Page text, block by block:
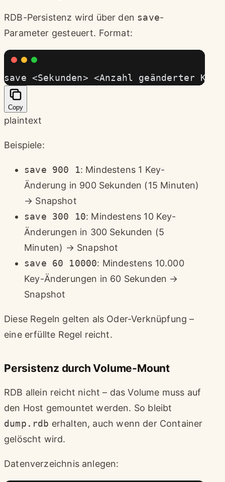
RDB-Persistenz wird über den save-
Parameter gesteuert. Format:
save <Sekunden> <Anzahl geänderter
Copy
plaintext
Beispiele:
save 900 1: Mindestens 1 Key-
Änderung in 900 Sekunden (15 Minuten)
→ Snapshot
save 300 10: Mindestens 10 Key-
Änderungen in 300 Sekunden (5
Minuten) → Snapshot
save 60 10000: Mindestens 10.000
Key-Änderungen in 60 Sekunden →
Snapshot
Diese Regeln gelten als Oder-Verknüpfung –
eine erfüllte Regel reicht.
Persistenz durch Volume-Mount
RDB allein reicht nicht – das Volume muss auf
den Host gemountet werden. So bleibt
dump.rdb erhalten, auch wenn der Container
gelöscht wird.
Datenverzeichnis anlegen: